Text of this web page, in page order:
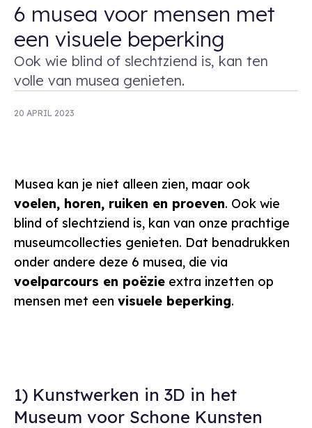
6 musea voor mensen met
een visuele beperking
Ook wie blind of slechtziend is, kan ten
volle van musea genieten.
20 APRIL 2023
Musea kan je niet alleen zien, maar ook
voelen, horen, ruiken en proeven. Ook wie
blind of slechtziend is, kan van onze prachtige
museumcollecties genieten. Dat benadrukken
onder andere deze 6 musea, die via
voelparcours en poëzie extra inzetten op
mensen met een visuele beperking.
1) Kunstwerken in 3D in het
Museum voor Schone Kunsten